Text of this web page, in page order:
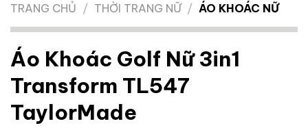
TRANG CHỦ / THỜI TRANG NỮ / ÁO KHOÁC NỮ
Áo Khoác Golf Nữ 3in1
Transform TL547
TaylorMade